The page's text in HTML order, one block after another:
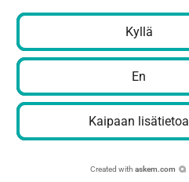
Kyllä
En
Kaipaan lisätietoa
Created with askem.com